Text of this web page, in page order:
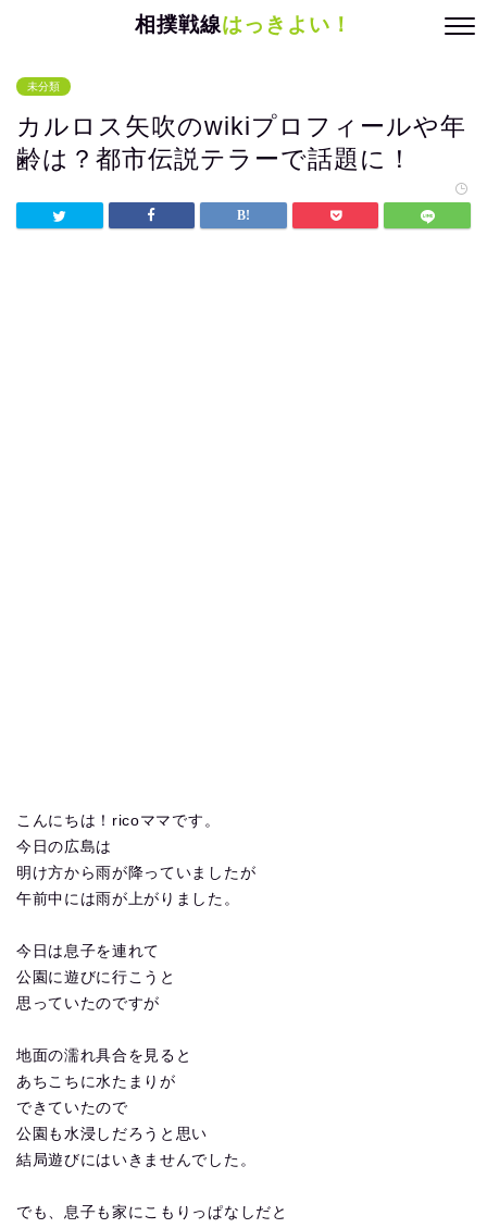
相撲戦線はっきよい！
未分類
カルロス矢吹のwikiプロフィールや年
齢は？都市伝説テラーで話題に！
こんにちは！ricoママです。
今日の広島は
明け方から雨が降っていましたが
午前中には雨が上がりました。
今日は息子を連れて
公園に遊びに行こうと
思っていたのですが
地面の濡れ具合を見ると
あちこちに水たまりが
できていたので
公園も水浸しだろうと思い
結局遊びにはいきませんでした。
でも、息子も家にこもりっぱなしだと